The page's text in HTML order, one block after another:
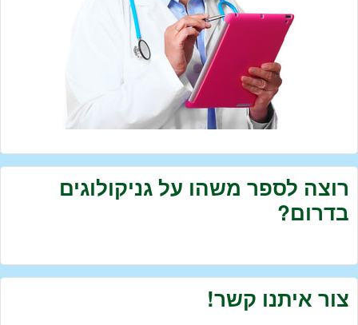
רוצה לספר משהו על גניקולוגים
בדרום?
צור איתנו קשר!